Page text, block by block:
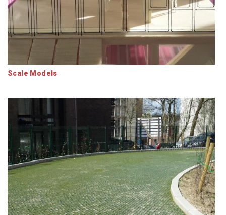
Scale Models